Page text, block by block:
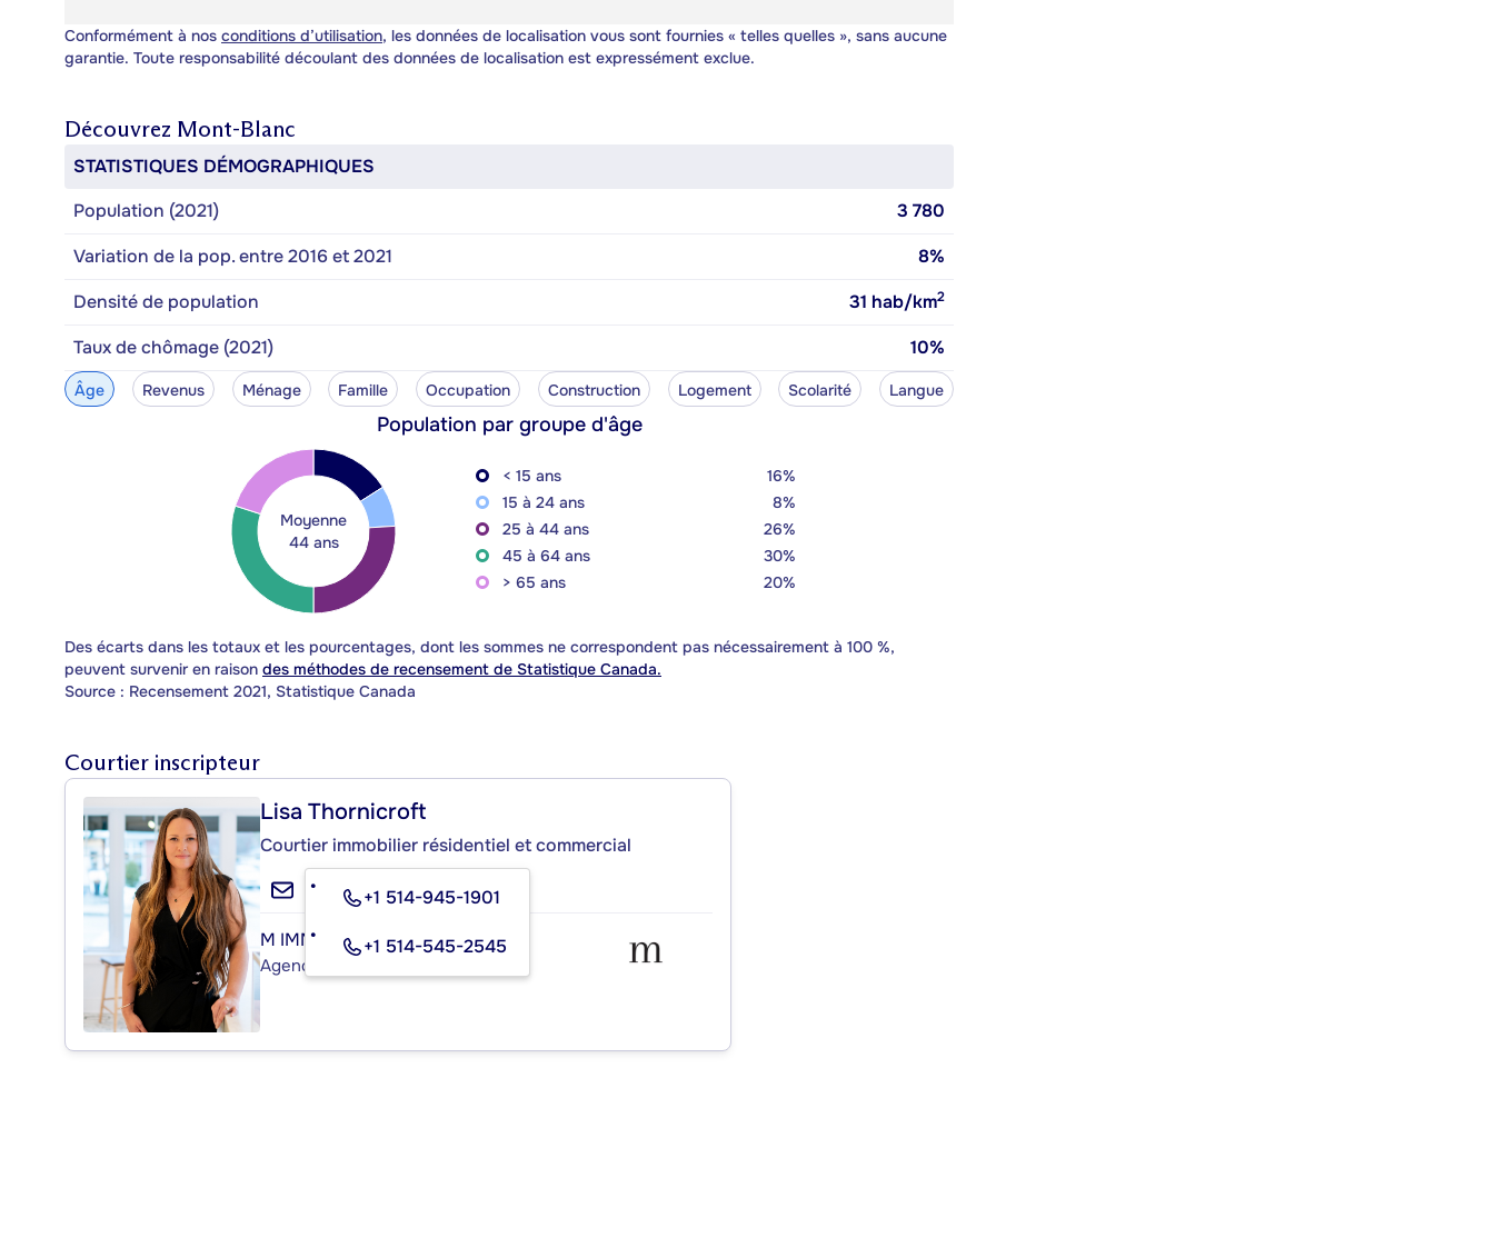
Conformément à nos conditions d’utilisation, les données de localisation vous sont fournies « telles quelles », sans aucune
garantie. Toute responsabilité découlant des données de localisation est expressément exclue.
Découvrez Mont-Blanc
STATISTIQUES DÉMOGRAPHIQUES
Population (2021)
3 780
Variation de la pop. entre 2016 et 2021
8%
Densité de population
31 hab/km2
Taux de chômage (2021) 10%
Âge Revenus Ménage Famille Occupation Construction Logement Scolarité Langue
Population par groupe d'âge
Moyenne
44 ans
< 15 ans
16%
15 à 24 ans
8%
25 à 44 ans
26%
45 à 64 ans
30%
> 65 ans
20%
Des écarts dans les totaux et les pourcentages, dont les sommes ne correspondent pas nécessairement à 100 %,
peuvent survenir en raison des méthodes de recensement de Statistique Canada.
Source : Recensement 2021, Statistique Canada
Courtier inscripteur
Lisa Thornicroft
Courtier immobilier résidentiel et commercial
+1 514-945-1901
+1 514-545-2545
M IMMOBILIER
Agence immobilière